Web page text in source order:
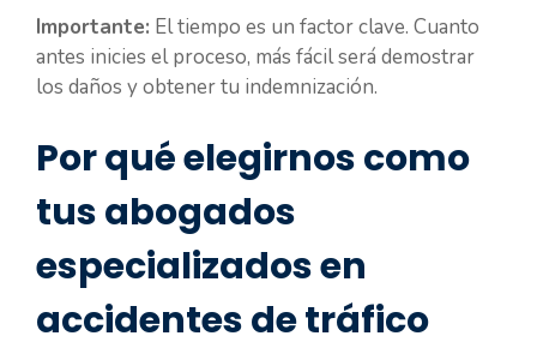
Importante: El tiempo es un factor clave. Cuanto
antes inicies el proceso, más fácil será demostrar
los daños y obtener tu indemnización.
Por qué elegirnos como
tus abogados
especializados en
accidentes de tráfico